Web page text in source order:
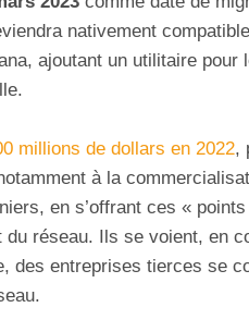
nativement
ajoutant un utilitaire
millions de dollars en 2022,
à la
en s’offrant ces «
du réseau. Ils se voient, en
des entreprises tierces se